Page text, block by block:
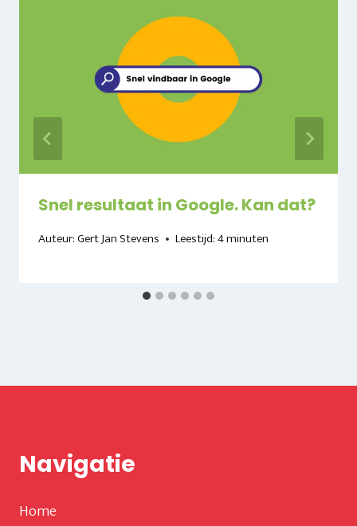
Snel resultaat in Google. Kan dat?
Auteur:Gert Jan Stevens Leestijd:4minuten
Navigatie
Home